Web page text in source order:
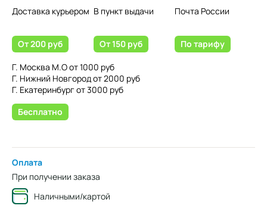
Доставка курьером
От 200 руб
Г. Москва М.О от 1000 руб
Г. Нижний Новгород от 2000 руб
Г. Екатеринбург от 3000 руб
Бесплатно
В пункт выдачи
От 150 руб
Почта России
По тарифу
Оплата
При получении заказа
Наличными/картой